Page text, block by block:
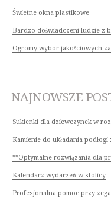
Świetne okna plastikowe
Bardzo doświadczeni ludzie z
Ogromy wybór jakościowych
NAJNOWSZE
Sukienki dla dziewczynek w
Kamienie do układania
**Optymalne rozwiązania dla
Kalendarz wydarzeń w stolicy
Profesjonalna pomoc przy